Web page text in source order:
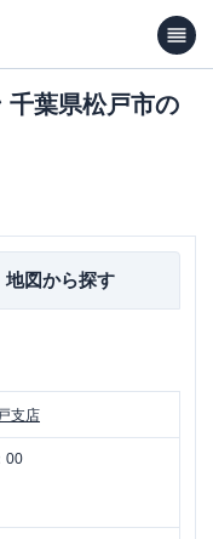
千葉県松戸市の
地図から探す
支店
00